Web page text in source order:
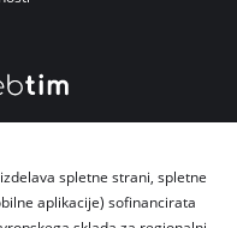
spletne strani, spletne
aplikacije) sofinancirata